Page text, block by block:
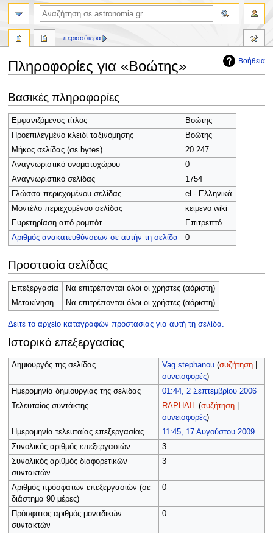
Βοήθεια
Πληροφορίες για «Βοώτης»
στην
πλοήγηση
στην
αναζήτηση
Βασικές πληροφορίες
Εμφανιζόμενος τίτλος
Βοώτης
Προεπιλεγμένο κλειδί ταξινόμησης
Βοώτης
Μήκος σελίδας (σε bytes)
20.247
Αναγνωριστικό ονοματοχώρου
0
Αναγνωριστικό σελίδας
1754
Γλώσσα περιεχομένου σελίδας
el - Ελληνικά
Μοντέλο περιεχομένου σελίδας
κείμενο wiki
Ευρετηρίαση από ρομπότ
Επιτρεπτό
Αριθμός ανακατευθύνσεων σε αυτήν τη σελίδα
0
Προστασία σελίδας
Επεξεργασία
Να επιτρέπονται όλοι οι χρήστες (αόριστη)
Μετακίνηση
Να επιτρέπονται όλοι οι χρήστες (αόριστη)
Δείτε το αρχείο καταγραφών προστασίας για αυτή τη σελίδα.
Ιστορικό επεξεργασίας
Δημιουργός της σελίδας Vag stephanou (συζήτηση|
συνεισφορές)
Ημερομηνία δημιουργίας της σελίδας
01:44, 2 Σεπτεμβρίου 2006
Τελευταίος συντάκτης
RAPHAIL (συζήτηση|
συνεισφορές)
Ημερομηνία τελευταίας επεξεργασίας
11:45, 17 Αυγούστου 2009
Συνολικός αριθμός επεξεργασιών
3
Συνολικός αριθμός διαφορετικών
συντακτών
3
Αριθμός πρόσφατων επεξεργασιών (σε
διάστημα 90 μέρες)
0
Πρόσφατος αριθμός μοναδικών
συντακτών
0
περισσότερα
αναζήτηση